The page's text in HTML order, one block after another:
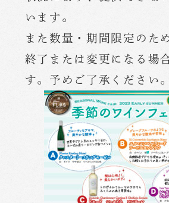
います。
また数量・期間限定のた
終了または変更になる場
す。予めご了承ください。